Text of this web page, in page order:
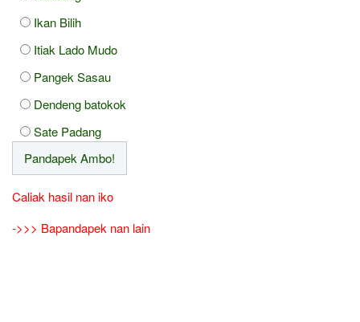
Ikan Bilih
Itiak Lado Mudo
Pangek Sasau
Dendeng batokok
Sate Padang
Caliak hasil nan iko
->>> Bapandapek nan lain